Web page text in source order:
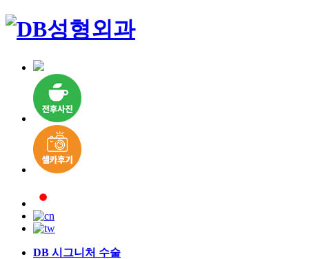
DB 시그니처 수술